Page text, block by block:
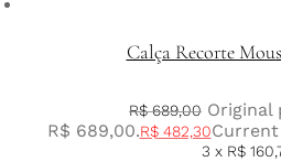
Calça Recorte
R$689,00 Original
R$ 689,00.R$482,30
3 x R$